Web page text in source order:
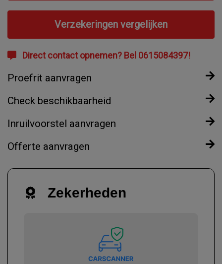
Verzekeringen vergelijken
Direct contact opnemen? Bel 0615084397!
Proefrit aanvragen
Check beschikbaarheid
Inruilvoorstel aanvragen
Offerte aanvragen
Zekerheden